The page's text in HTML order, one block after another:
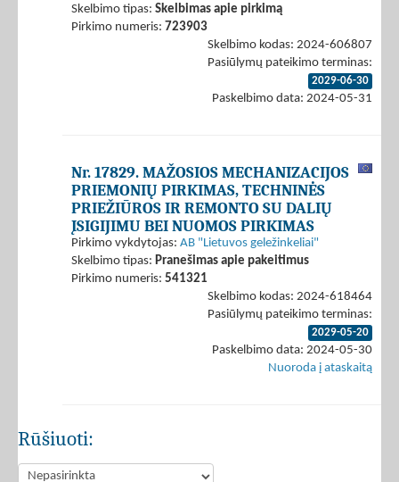
Skelbimo tipas: Skelbimas apie pirkimą
Pirkimo numeris: 723903
Skelbimo kodas: 2024-606807
Pasiūlymų pateikimo terminas:
2029-06-30
Paskelbimo data: 2024-05-31
Nr. 17829. MAŽOSIOS MECHANIZACIJOS
PRIEMONIŲ PIRKIMAS, TECHNINĖS
PRIEŽIŪROS IR REMONTO SU DALIŲ
ĮSIGIJIMU BEI NUOMOS PIRKIMAS
Pirkimo vykdytojas: AB "Lietuvos geležinkeliai"
Skelbimo tipas: Pranešimas apie pakeitimus
Pirkimo numeris: 541321
Skelbimo kodas: 2024-618464
Pasiūlymų pateikimo terminas:
2029-05-20
Paskelbimo data: 2024-05-30
Nuoroda į ataskaitą
Rūšiuoti: